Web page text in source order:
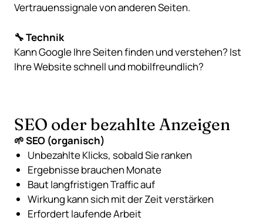
Vertrauenssignale von anderen Seiten.
🔧 Technik
Kann Google Ihre Seiten finden und verstehen? Ist
Ihre Website schnell und mobilfreundlich?
SEO oder bezahlte Anzeigen
🌱 SEO (organisch)
Unbezahlte Klicks, sobald Sie ranken
Ergebnisse brauchen Monate
Baut langfristigen Traffic auf
Wirkung kann sich mit der Zeit verstärken
Erfordert laufende Arbeit